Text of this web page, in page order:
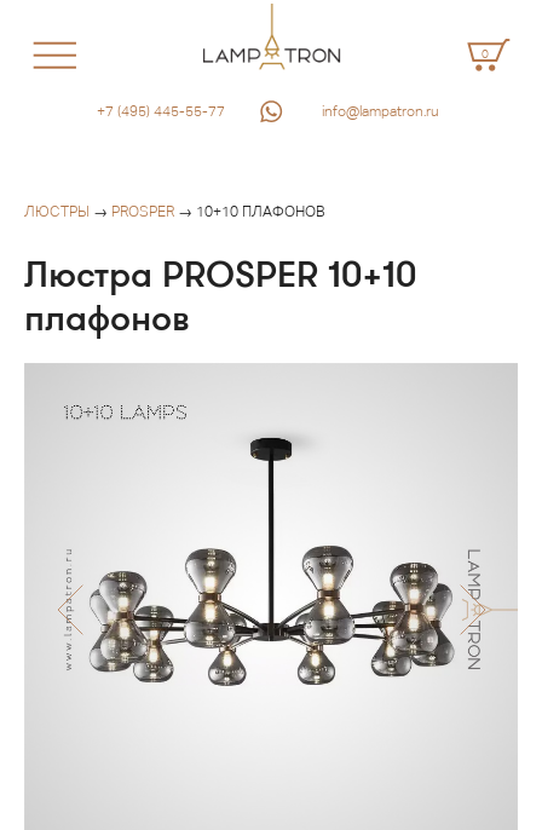
0
+7 (495) 445-55-77 info@lampatron.ru
ЛЮСТРЫ → PROSPER → 10+10 ПЛАФОНОВ
Люстра PROSPER 10+10
плафонов